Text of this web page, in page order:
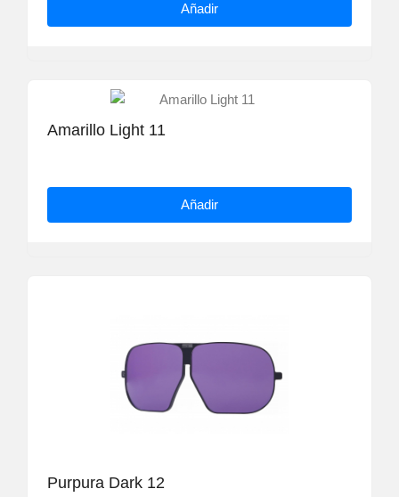
Añadir
Amarillo Light 11
Añadir
Purpura Dark 12